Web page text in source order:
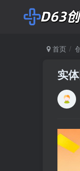
首页
实